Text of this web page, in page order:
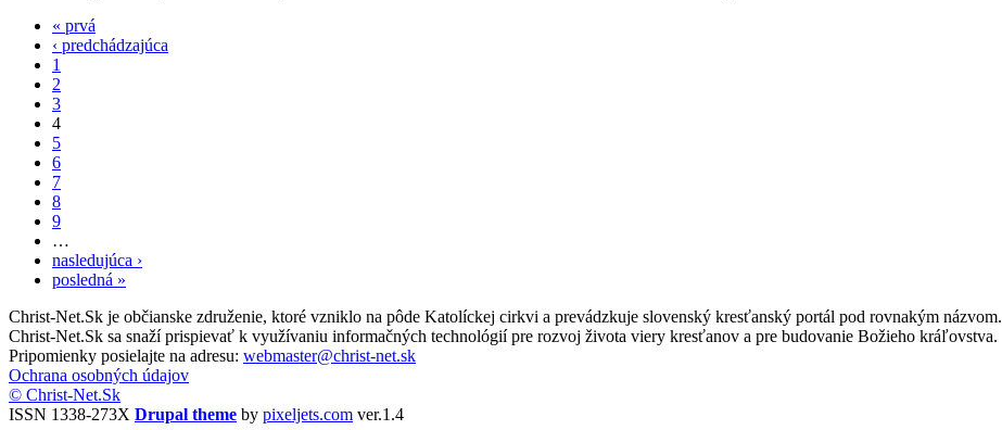
« prvá
‹ predchádzajúca
1
2
3
4
5
6
7
8
9
…
nasledujúca ›
posledná »
Christ-Net.Sk je občianske združenie, ktoré vzniklo na pôde Katolíckej cirkvi a prevádzkuje slovenský kresťanský portál pod rovnakým názvom.
Christ-Net.Sk sa snaží prispievať k využívaniu informačných technológií pre rozvoj života viery kresťanov a pre budovanie Božieho kráľovstva.
Pripomienky posielajte na adresu: webmaster@christ-net.sk
Ochrana osobných údajov
© Christ-Net.Sk
ISSN 1338-273X Drupal theme by pixeljets.com ver.1.4